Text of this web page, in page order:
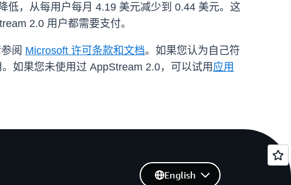
低，从每用户每月 4.19 美元减少到 0.44 美元。这
2.0 用户都需要支付。
阅 Microsoft 许可条款和文档。如果您认为自己符
如果您未使用过 AppStream 2.0，可以试用 应用
English